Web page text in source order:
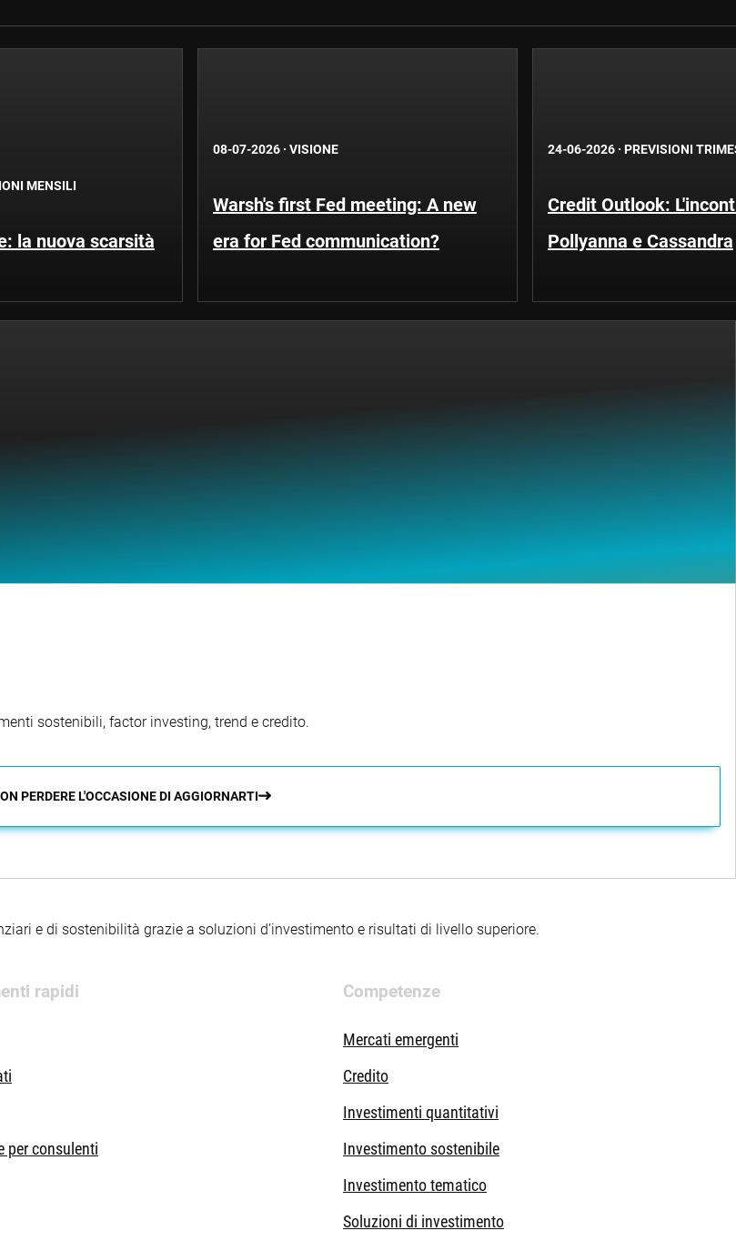
MENSILI
la nuova scarsità
08-07-2026 · VISIONE
Warsh's first Fed meeting: A new
era for Fed communication?
24-06-2026 · PREVISIONI
Credit Outlook:
Pollyanna e Cassandra
sostenibili, factor investing, trend e credito.
PERDERE L'OCCASIONE DI AGGIORNARTI
e di sostenibilità grazie a soluzioni d’investimento e risultati di livello superiore.
rapidi
per consulenti
Competenze
Mercati emergenti
Credito
Investimenti quantitativi
Investimento sostenibile
Investimento tematico
Soluzioni di investimento